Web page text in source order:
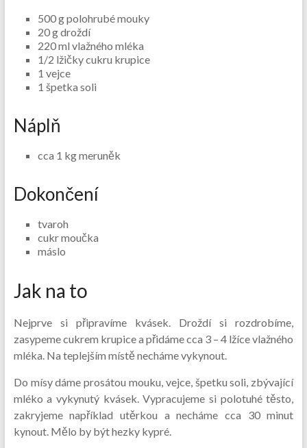
500 g polohrubé mouky
20 g droždí
220 ml vlažného mléka
1/2 lžičky cukru krupice
1 vejce
1 špetka soli
Náplň
cca 1 kg meruněk
Dokončení
tvaroh
cukr moučka
máslo
Jak na to
Nejprve si připravíme kvásek. Droždí si rozdrobíme,
zasypeme cukrem krupice a přidáme cca 3 – 4 lžíce vlažného
mléka. Na teplejším místě necháme vykynout.
Do mísy dáme prosátou mouku, vejce, špetku soli, zbývající
mléko a vykynutý kvásek. Vypracujeme si polotuhé těsto,
zakryjeme například utěrkou a necháme cca 30 minut
kynout. Mělo by být hezky kypré.